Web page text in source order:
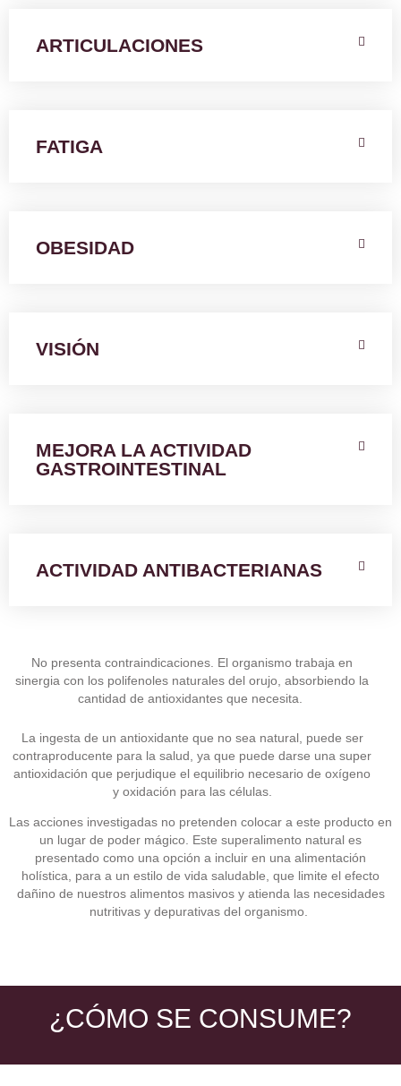
ARTICULACIONES
FATIGA
OBESIDAD
VISIÓN
MEJORA LA ACTIVIDAD
GASTROINTESTINAL
ACTIVIDAD ANTIBACTERIANAS
No presenta contraindicaciones. El organismo trabaja en
sinergia con los polifenoles naturales del orujo, absorbiendo la
cantidad de antioxidantes que necesita.
La ingesta de un antioxidante que no sea natural, puede ser
contraproducente para la salud, ya que puede darse una super
antioxidación que perjudique el equilibrio necesario de oxígeno
y oxidación para las células.
Las acciones investigadas no pretenden colocar a este producto en
un lugar de poder mágico. Este superalimento natural es
presentado como una opción a incluir en una alimentación
holística, para a un estilo de vida saludable, que limite el efecto
dañino de nuestros alimentos masivos y atienda las necesidades
nutritivas y depurativas del organismo.
¿CÓMO SE CONSUME?